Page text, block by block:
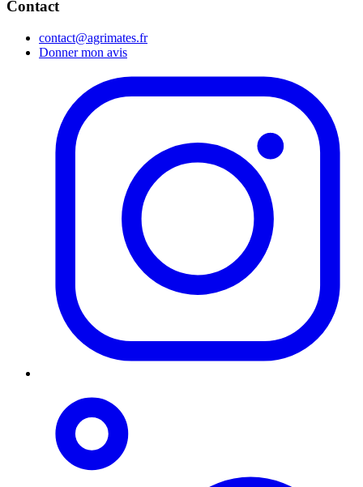
Contact
contact@agrimates.fr
Donner mon avis